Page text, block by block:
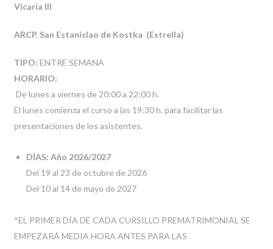
Vicaría III
ARCP. San Estanislao de Kostka (Estrella)
TIPO: ENTRE SEMANA
HORARIO:
De lunes a viernes de 20:00 a 22:00 h.
El lunes comienza el curso a las 19:30 h. para facilitar las
presentaciones de los asistentes.
DÍAS: Año 2026/2027
Del 19 al 23 de octubre de 2026
Del 10 al 14 de mayo de 2027
*EL PRIMER DÍA DE CADA CURSILLO PREMATRIMONIAL SE
EMPEZARÁ MEDIA HORA ANTES PARA LAS